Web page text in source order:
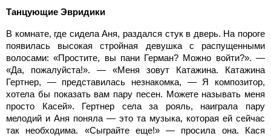
Танцующие Эвридики
В комнате, где сидела Аня, раздался стук в дверь. На пороге
появилась высокая стройная девушка с распущенными
волосами: «Простите, вы пани Герман? Можно войти?». —
«Да, пожалуйста!». — «Меня зовут Катажина. Катажина
Гертнер, — представилась незнакомка, — Я композитор,
хотела бы показать вам пару песен. Можете называть меня
просто Касей». Гертнер села за рояль, наиграла пару
мелодий и Аня поняла — это та музыка, которая ей сейчас
так необходима. «Сыграйте еще!» — просила она. Кася